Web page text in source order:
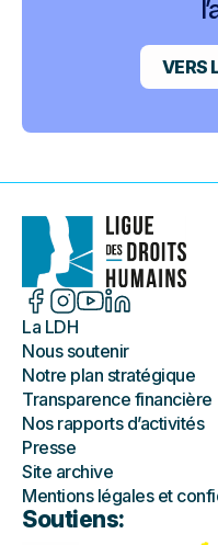
VERS
La LDH
Nous soutenir
Notre plan stratégique
Transparence financière
Nos rapports d’activités
Presse
Site archive
Mentions légales et
Soutiens: